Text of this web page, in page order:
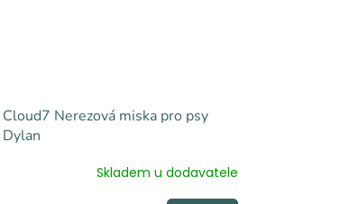
Cloud7 Nerezová miska pro psy
Dylan
Skladem u dodavatele